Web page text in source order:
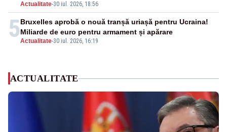
Actualitate-30 iul. 2026, 18:56
5Actualitate-30 iul. 2026, 16:19
Bruxelles aprobă o nouă tranșă uriașă pentru Ucraina!
Miliarde de euro pentru armament și apărare
ACTUALITATE